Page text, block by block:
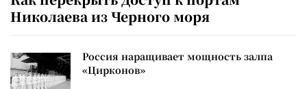
Николаева из Черного моря
Россия наращивает мощность залпа
«Цирконов»